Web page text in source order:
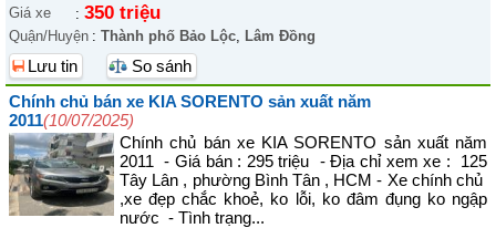
Giá xe
: 350 triệu
Quận/Huyện : Thành phố Bảo Lộc, Lâm Đồng
Lưu tin
So sánh
Chính chủ bán xe KIA SORENTO sản xuất năm
2011(10/07/2025)
Chính chủ bán xe KIA SORENTO sản xuất năm
2011 - Giá bán : 295 triệu - Địa chỉ xem xe : 125
Tây Lân , phường Bình Tân , HCM - Xe chính chủ
,xe đẹp chắc khoẻ, ko lỗi, ko đâm đụng ko ngập
nước - Tình trạng...